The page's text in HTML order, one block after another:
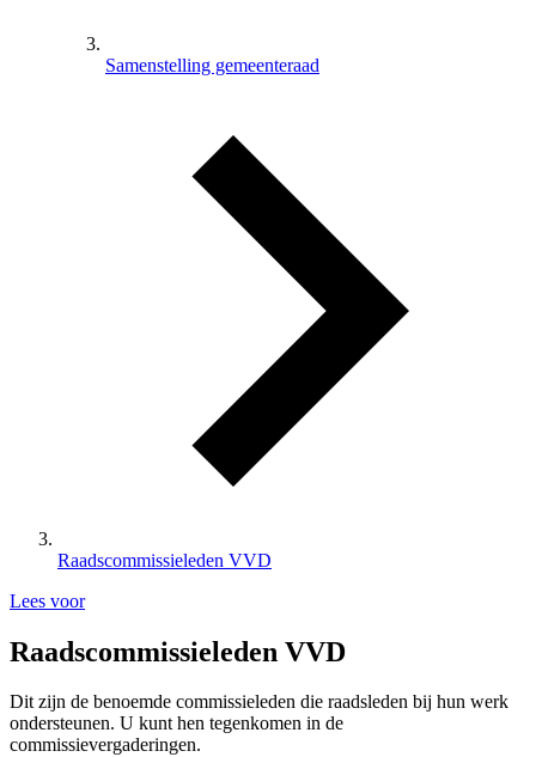
Samenstelling gemeenteraad
Raadscommissieleden VVD
Lees voor
Raadscommissieleden VVD
Dit zijn de benoemde commissieleden die raadsleden bij hun werk
ondersteunen. U kunt hen tegenkomen in de
commissievergaderingen.